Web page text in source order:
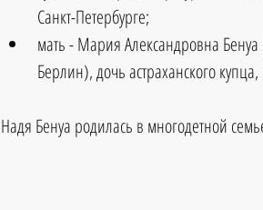
Санкт-Петербурге;
мать - Мария Александровна
Берлин), дочь астраханского
Надя Бенуа родилась в многодетной